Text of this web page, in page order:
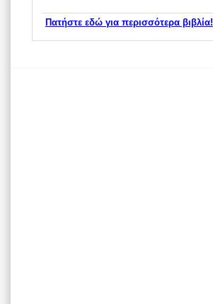
Πατήστε εδώ για περισσότερα βιβλία!